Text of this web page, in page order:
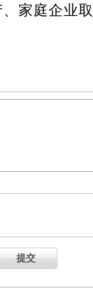
家庭企业
提交